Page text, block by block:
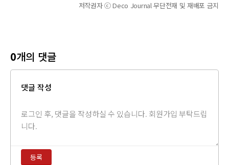
저작권자 ⓒ Deco Journal 무단전재 및 재배포 금지
0개의 댓글
댓글 작성
등록